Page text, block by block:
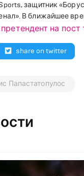
защитник
В ближайшее
на
share on twitter
Папастатопулос